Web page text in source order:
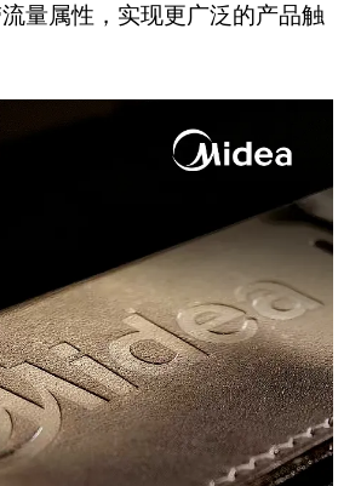
打造，是获取自然流量的重要
包打造上，美的大胆采用爱马
纹设计、秋冬等时尚潮流款，
流量属性，实现更广泛的产品触